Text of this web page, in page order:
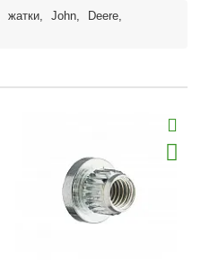
жатки, John, Deere,